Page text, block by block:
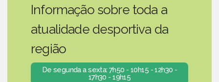
Informação sobre toda a
atualidade desportiva da
região
De segunda a sexta: 7h50 - 10h15 - 12h30 -
17h30 - 19h15